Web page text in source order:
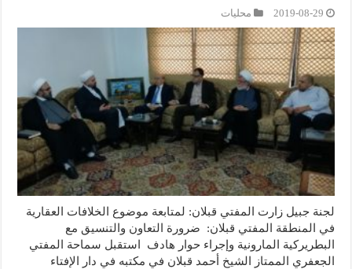
2019-08-29 محليات
لجنة جبيل زارت المفتي قبلان: لمتابعة موضوع الخلافات العقارية
في المنطقة المفتي قبلان: ضرورة التعاون والتنسيق مع
البطريركية المارونية وإجراء حوار هادف استقبل سماحة المفتي
الجعفري الممتاز الشيخ أحمد قبلان في مكتبه في دار الإفتاء